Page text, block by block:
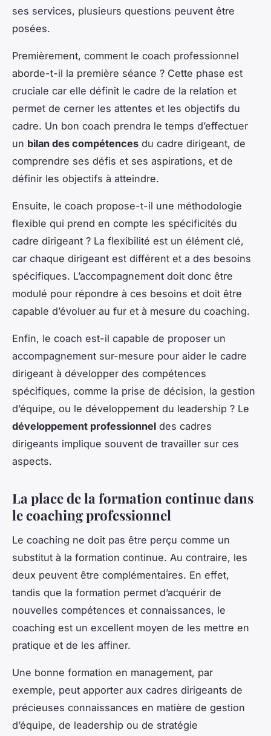
ses services, plusieurs questions peuvent être
posées.
Premièrement, comment le coach professionnel
aborde-t-il la première séance ? Cette phase est
cruciale car elle définit le cadre de la relation et
permet de cerner les attentes et les objectifs du
cadre. Un bon coach prendra le temps d’effectuer
un bilan des compétences du cadre dirigeant, de
comprendre ses défis et ses aspirations, et de
définir les objectifs à atteindre.
Ensuite, le coach propose-t-il une méthodologie
flexible qui prend en compte les spécificités du
cadre dirigeant ? La flexibilité est un élément clé,
car chaque dirigeant est différent et a des besoins
spécifiques. L’accompagnement doit donc être
modulé pour répondre à ces besoins et doit être
capable d’évoluer au fur et à mesure du coaching.
Enfin, le coach est-il capable de proposer un
accompagnement sur-mesure pour aider le cadre
dirigeant à développer des compétences
spécifiques, comme la prise de décision, la gestion
d’équipe, ou le développement du leadership ? Le
développement professionnel des cadres
dirigeants implique souvent de travailler sur ces
aspects.
La place de la formation continue dans
le coaching professionnel
Le coaching ne doit pas être perçu comme un
substitut à la formation continue. Au contraire, les
deux peuvent être complémentaires. En effet,
tandis que la formation permet d’acquérir de
nouvelles compétences et connaissances, le
coaching est un excellent moyen de les mettre en
pratique et de les affiner.
Une bonne formation en management, par
exemple, peut apporter aux cadres dirigeants de
précieuses connaissances en matière de gestion
d’équipe, de leadership ou de stratégie